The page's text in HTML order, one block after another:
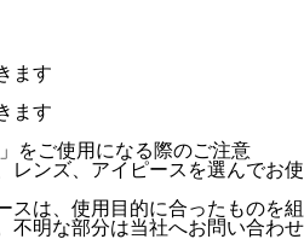
ます
ます
」をご使用になる際のご注意
レンズ、アイピースを選んでお使
スは、使用目的に合ったものを組
不明な部分は当社へお問い合わせ